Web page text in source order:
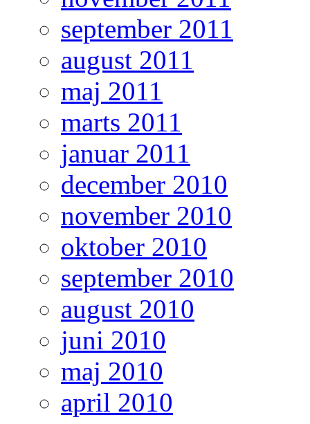
september 2011
august 2011
maj 2011
marts 2011
januar 2011
december 2010
november 2010
oktober 2010
september 2010
august 2010
juni 2010
maj 2010
april 2010